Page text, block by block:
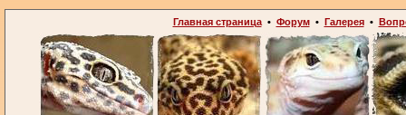
Главная страница• Форум• Галерея•